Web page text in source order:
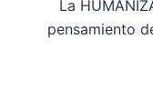
La
pensamiento